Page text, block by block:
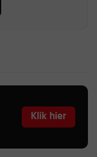
Klik hier